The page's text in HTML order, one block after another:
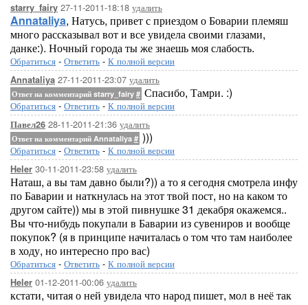
starry_fairy 27-11-2011-18:18 удалить
Annataliya, Натусь, привет с приездом о Боварии племяш
много рассказывал вот и все увидела своими глазами,
данке:). Ночный города ты же знаешь моя слабость.
Обратиться - Ответить - К полной версии
Annataliya 27-11-2011-23:07 удалить
Ответ на комментарий starry_fairy # Спасибо, Тамри. :)
Обратиться - Ответить - К полной версии
Павел26 28-11-2011-21:36 удалить
Ответ на комментарий Annataliya # )))
Обратиться - Ответить - К полной версии
Heler 30-11-2011-23:58 удалить
Наташ, а вы там давно были?)) а то я сегодня смотрела инфу
по Баварии и наткнулась на этот твой пост, но на каком то
другом сайте)) мы в этой пивнушке 31 декабря окажемся..
Вы что-нибудь покупали в Баварии из сувениров и вообще
покупок? (я в принципе начиталась о том что там наиболее
в ходу, но интересно про вас)
Обратиться - Ответить - К полной версии
Heler 01-12-2011-00:06 удалить
кстати, читая о ней увидела что народ пишет, мол в неё так